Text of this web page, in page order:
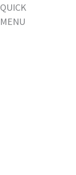
QUICK
MENU